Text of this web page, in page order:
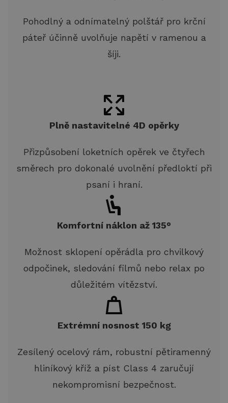
Pohodlný a odnímatelný polštář pro krční
páteř účinně uvolňuje napětí v ramenou a
šíji.
Plně nastavitelné 4D opěrky
Přizpůsobení loketních opěrek ve čtyřech
směrech pro dokonalé uvolnění předloktí při
psaní i hraní.
Komfortní náklon až 135°
Možnost sklopení opěrádla pro chvilkový
odpočinek, sledování filmů nebo relax po
důležitém vítězství.
Extrémní nosnost 150 kg
Zesílený ocelový rám, robustní pětiramenný
hliníkový kříž a píst Class 4 zaručují
nekompromisní bezpečnost.